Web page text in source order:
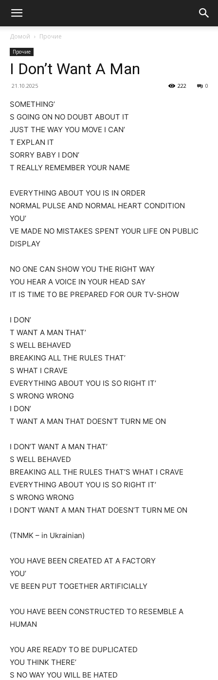
Домой Прочие
Прочие
I Don’t Want A Man
21.10.2025 0
222
SOMETHING’
S GOING ON NO DOUBT ABOUT IT
JUST THE WAY YOU MOVE I CAN’
T EXPLAN IT
SORRY BABY I DON’
T REALLY REMEMBER YOUR NAME
EVERYTHING ABOUT YOU IS IN ORDER
NORMAL PULSE AND NORMAL HEART CONDITION
YOU’
VE MADE NO MISTAKES SPENT YOUR LIFE ON PUBLIC
DISPLAY
NO ONE CAN SHOW YOU THE RIGHT WAY
YOU HEAR A VOICE IN YOUR HEAD SAY
IT IS TIME TO BE PREPARED FOR OUR TV-SHOW
I DON’
T WANT A MAN THAT’
S WELL BEHAVED
BREAKING ALL THE RULES THAT’
S WHAT I CRAVE
EVERYTHING ABOUT YOU IS SO RIGHT IT’
S WRONG WRONG
I DON’
T WANT A MAN THAT DOESN’T TURN ME ON
I DON’T WANT A MAN THAT’
S WELL BEHAVED
BREAKING ALL THE RULES THAT’S WHAT I CRAVE
EVERYTHING ABOUT YOU IS SO RIGHT IT’
S WRONG WRONG
I DON’T WANT A MAN THAT DOESN’T TURN ME ON
(TNMK – in Ukrainian)
YOU HAVE BEEN CREATED AT A FACTORY
YOU’
VE BEEN PUT TOGETHER ARTIFICIALLY
YOU HAVE BEEN CONSTRUCTED TO RESEMBLE A
HUMAN
YOU ARE READY TO BE DUPLICATED
YOU THINK THERE’
S NO WAY YOU WILL BE HATED